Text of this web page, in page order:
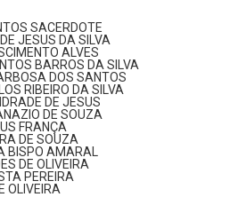
SACERDOTE
JESUS DA SILVA
ALVES
BARROS DA SILVA
DOS SANTOS
RIBEIRO DA SILVA
DE JESUS
DE SOUZA
FRANÇA
DE SOUZA
AMARAL
DE OLIVEIRA
PEREIRA
OLIVEIRA